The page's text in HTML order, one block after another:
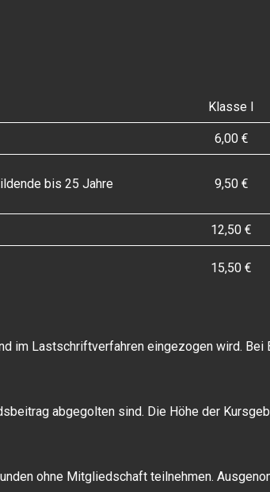
Klasse I
6,00 €
bis 25 Jahre 9,50 €
12,50 €
15,50 €
im Lastschriftverfahren eingezogen wird.
abgegolten sind. Die Höhe der
ohne Mitgliedschaft teilnehmen.